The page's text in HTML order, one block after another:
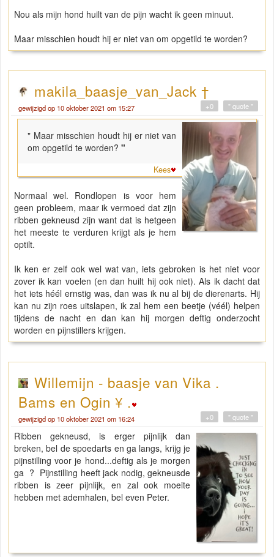
Nou als mijn hond huilt van de pijn wacht ik geen minuut.
Maar misschien houdt hij er niet van om opgetild te worden?
makila_baasje_van_Jack †
gewijzigd op 10 oktober 2021 om 15:27 " quote "
+0
" Maar misschien houdt hij er niet van
om opgetild te worden? "
Kees
Normaal wel. Rondlopen is voor hem
geen probleem, maar ik vermoed dat zijn
ribben gekneusd zijn want dat is hetgeen
het meeste te verduren krijgt als je hem
optilt.
Ik ken er zelf ook wel wat van, iets gebroken is het niet voor
zover ik kan voelen (en dan huilt hij ook niet). Als ik dacht dat
het iets héél ernstig was, dan was ik nu al bij de dierenarts. Hij
kan nu zijn roes uitslapen, ik zal hem een beetje (véél) helpen
tijdens de nacht en dan kan hij morgen deftig onderzocht
worden en pijnstillers krijgen.
Willemijn - baasje van Vika .
Bams en Ogin ¥ .
gewijzigd op 10 oktober 2021 om 16:24 " quote "
+0
Ribben gekneusd, is erger pijnlijk dan
breken, bel de spoedarts en ga langs, krijg je
pijnstilling voor je hond...deftig als je morgen
ga ? Pijnstilling heeft jack nodig, gekneusde
ribben is zeer pijnlijk, en zal ook moeite
hebben met ademhalen, bel even Peter.